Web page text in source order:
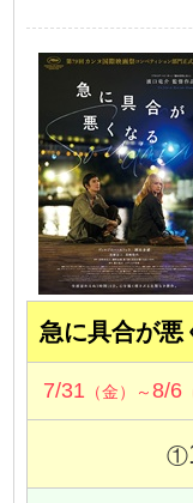
急に具合が悪
7/31 （金）～8/6
①